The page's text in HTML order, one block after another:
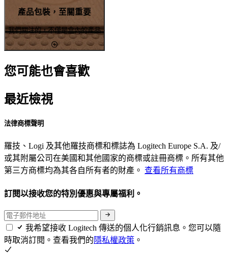
產品包裝，至關重要
我們關注的，不僅是盒內的產品
您可能也會喜歡
最近檢視
法律商標聲明
羅技、Logi 及其他羅技商標和標誌為 Logitech Europe S.A. 及/
或其附屬公司在美國和其他國家的商標或註冊商標。所有其他
第三方商標均為其各自所有者的財產。 查看所有商標
訂閱以接收您的特別優惠與專屬福利。
我希望接收 Logitech 傳送的個人化行銷訊息。您可以隨
時取消訂閱。查看我們的隱私權政策 。